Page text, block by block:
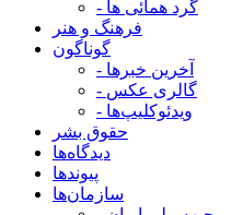
- گرد همآئی ها
فرهنگ و هنر
گوناگون
- آخرین خبرها
- گالری عکس
- ویدئوکلیپ‌ها
حقوق بشر
دیدگاه‌ها
پیوندها
سازمان‌ها